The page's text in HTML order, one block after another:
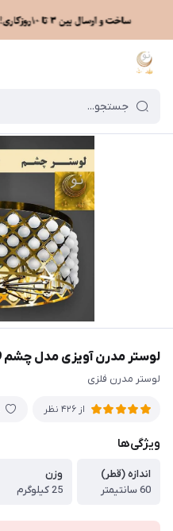
ماه نو / فهرست محصولات
لوستر مدرن آویزی مدل چشم H_109 سایز 60
لوستر مدرن فلزی
از 426 نظر
ویژگی‌ها
اندازه (قطر)
60 سانتیمتر
وزن
25 کیلوگرم